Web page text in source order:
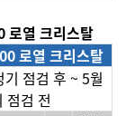
로열 크리스탈
로열 크리스탈
점검 후 ~ 5월
점검 전